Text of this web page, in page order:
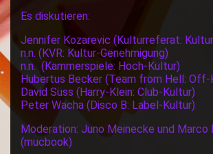
Es diskutieren:
Jennifer Kozarevic (Kulturreferat:
n.n. (KVR: Kultur-Genehmigung)
n.n. (Kammerspiele: Hoch-Kultur)
Hubertus Becker (Team from Hell: Off-
David Süss (Harry-Klein: Club-Kultur)
Peter Wacha (Disco B: Label-Kultur)
Moderation: Juno Meinecke und Marco
(mucbook)